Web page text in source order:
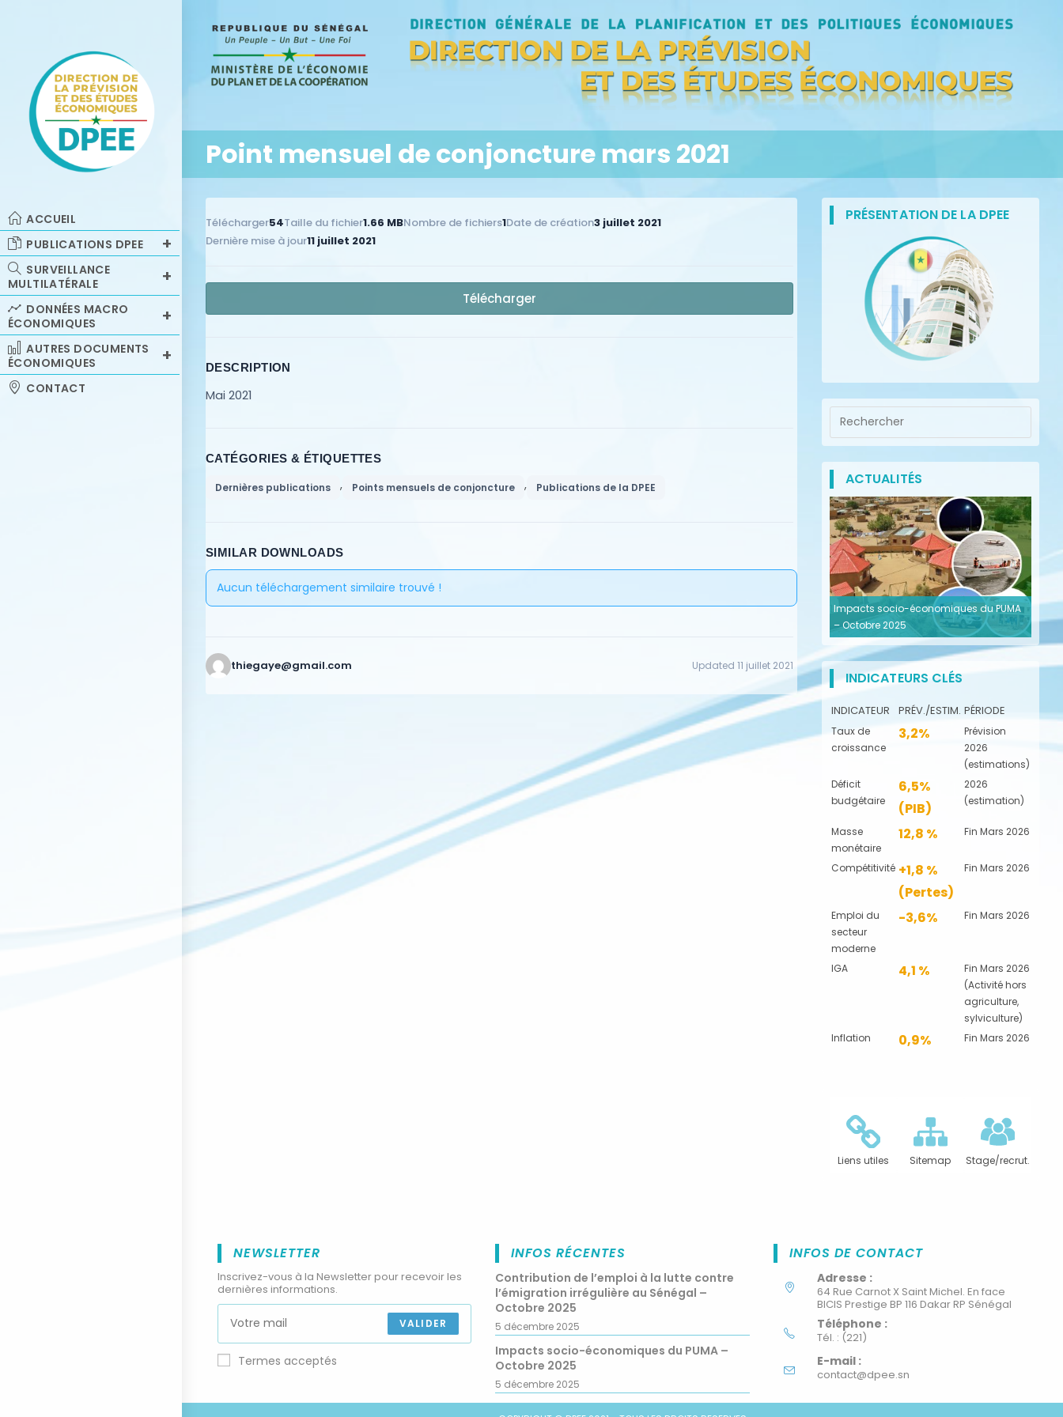
ACCUEIL
PUBLICATIONS DPEE
SURVEILLANCE
MULTILATÉRALE
DONNÉES MACRO
ÉCONOMIQUES
AUTRES DOCUMENTS
ÉCONOMIQUES
CONTACT
Point mensuel de conjoncture mars 2021
Télécharger54Taille du fichier1.66 MBNombre de fichiers1Date de création3 juillet 2021
Dernière mise à jour11 juillet 2021
Télécharger
DESCRIPTION
Mai 2021
CATÉGORIES & ÉTIQUETTES
Dernières publications , Points mensuels de conjoncture , Publications de la DPEE
SIMILAR DOWNLOADS
Aucun téléchargement similaire trouvé !
thiegaye@gmail.com Updated 11 juillet 2021
PRÉSENTATION DE LA DPEE
ACTUALITÉS
Impacts socio-économiques du PUMA
– Octobre 2025
INDICATEURS CLÉS
INDICATEUR PRÉV./ESTIM. PÉRIODE
Taux de
croissance
3,2%
Prévision
2026
(estimations)
Déficit
budgétaire
6,5%
(PIB)
2026
(estimation)
Masse
monétaire
12,8 % Fin Mars 2026
Compétitivité +1,8 %
(Pertes)
Fin Mars 2026
Emploi du
secteur
moderne
-3,6% Fin Mars 2026
IGA 4,1 %
Fin Mars 2026
(Activité hors
agriculture,
sylviculture)
Inflation
0,9% Fin Mars 2026
Liens utiles Sitemap Stage/recrut.
NEWSLETTER
Inscrivez-vous à la Newsletter pour recevoir les
dernières informations.
VALIDER
Termes acceptés
INFOS RÉCENTES
Contribution de l’emploi à la lutte contre
l’émigration irrégulière au Sénégal –
Octobre 2025
5 décembre 2025
Impacts socio-économiques du PUMA –
Octobre 2025
5 décembre 2025
INFOS DE CONTACT
Adresse :
64 Rue Carnot X Saint Michel. En face
BICIS Prestige BP 116 Dakar RP Sénégal
Téléphone :
Tél. : (221)
E-mail :
contact@dpee.sn